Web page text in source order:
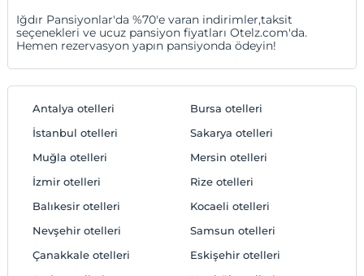
Iğdır Pansiyonlar'da %70'e varan indirimler,taksit
seçenekleri ve ucuz pansiyon fiyatları Otelz.com'da.
Hemen rezervasyon yapın pansiyonda ödeyin!
Antalya otelleri
İstanbul otelleri
Muğla otelleri
İzmir otelleri
Balıkesir otelleri
Nevşehir otelleri
Çanakkale otelleri
Bursa otelleri
Sakarya otelleri
Mersin otelleri
Rize otelleri
Kocaeli otelleri
Samsun otelleri
Eskişehir otelleri